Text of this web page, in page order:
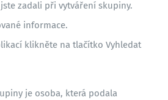
zadali při vytváření skupiny.
informace.
klikněte na tlačítko Vyhledat
je osoba, která podala